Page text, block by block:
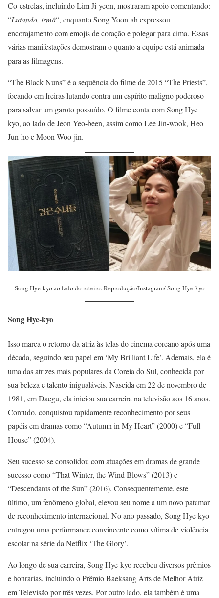
Co-estrelas, incluindo Lim Ji-yeon, mostraram apoio comentando:
“Lutando, irmã“, enquanto Song Yoon-ah expressou
encorajamento com emojis de coração e polegar para cima. Essas
várias manifestações demostram o quanto a equipe está animada
para as filmagens.
“The Black Nuns” é a sequência do filme de 2015 “The Priests”,
focando em freiras lutando contra um espírito maligno poderoso
para salvar um garoto possuído. O filme conta com Song Hye-
kyo, ao lado de Jeon Yeo-been, assim como Lee Jin-wook, Heo
Jun-ho e Moon Woo-jin.
Song Hye-kyo ao lado do roteiro. Reprodução/Instagram/ Song Hye-kyo
Song Hye-kyo
Isso marca o retorno da atriz às telas do cinema coreano após uma
década, seguindo seu papel em ‘My Brilliant Life’. Ademais, ela é
uma das atrizes mais populares da Coreia do Sul, conhecida por
sua beleza e talento inigualáveis. Nascida em 22 de novembro de
1981, em Daegu, ela iniciou sua carreira na televisão aos 16 anos.
Contudo, conquistou rapidamente reconhecimento por seus
papéis em dramas como “Autumn in My Heart” (2000) e “Full
House” (2004).
Seu sucesso se consolidou com atuações em dramas de grande
sucesso como “That Winter, the Wind Blows” (2013) e
“Descendants of the Sun” (2016). Consequentemente, este
último, um fenômeno global, elevou seu nome a um novo patamar
de reconhecimento internacional. No ano passado, Song Hye-kyo
entregou uma performance convincente como vítima de violência
escolar na série da Netflix ‘The Glory’.
Ao longo de sua carreira, Song Hye-kyo recebeu diversos prêmios
e honrarias, incluindo o Prêmio Baeksang Arts de Melhor Atriz
em Televisão por três vezes. Por outro lado, ela também é uma